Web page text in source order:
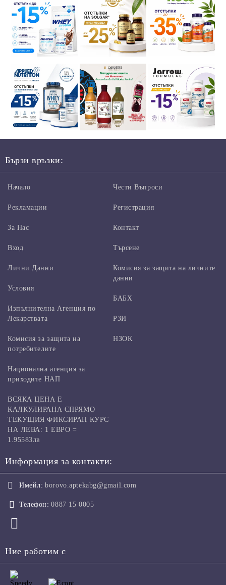
Бързи връзки:
Начало
Рекламации
За Нас
Вход
Чести Въпроси
Регистрация
Контакт
Търсене
Лични Данни
Условия
Изпълнителна Агенция по
Лекарствата
Комисия за защита на
потребителите
Комисия за защита на личните
данни
БАБХ
РЗИ
НЗОК
Национална агенция за
приходите НАП
ВСЯКА ЦЕНА Е
КАЛКУЛИРАНА СПРЯМО
ТЕКУЩИЯ ФИКСИРАН КУРС
НА ЛЕВА: 1 ЕВРО =
1.95583лв
Информация за контакти:
Имейл: borovo.aptekabg@gmail.com
Телефон: 0887 15 0005
Ние работим с